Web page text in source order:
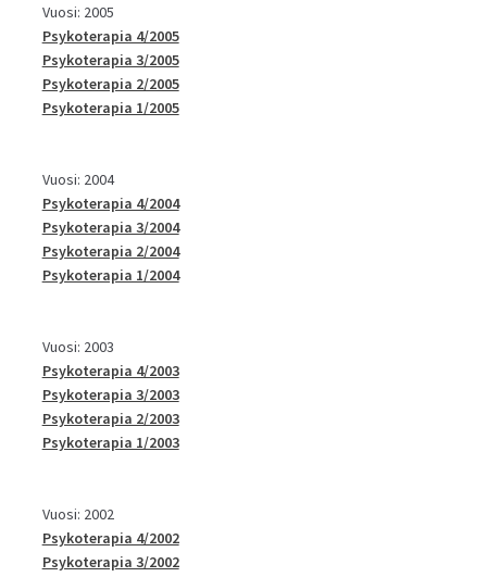
Vuosi: 2005
Psykoterapia 4/2005
Psykoterapia 3/2005
Psykoterapia 2/2005
Psykoterapia 1/2005
Vuosi: 2004
Psykoterapia 4/2004
Psykoterapia 3/2004
Psykoterapia 2/2004
Psykoterapia 1/2004
Vuosi: 2003
Psykoterapia 4/2003
Psykoterapia 3/2003
Psykoterapia 2/2003
Psykoterapia 1/2003
Vuosi: 2002
Psykoterapia 4/2002
Psykoterapia 3/2002